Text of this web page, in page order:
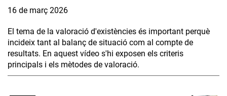
16 de març 2026
El tema de la valoració d'existències és important perquè
incideix tant al balanç de situació com al compte de
resultats. En aquest vídeo s'hi exposen els criteris
principals i els mètodes de valoració.